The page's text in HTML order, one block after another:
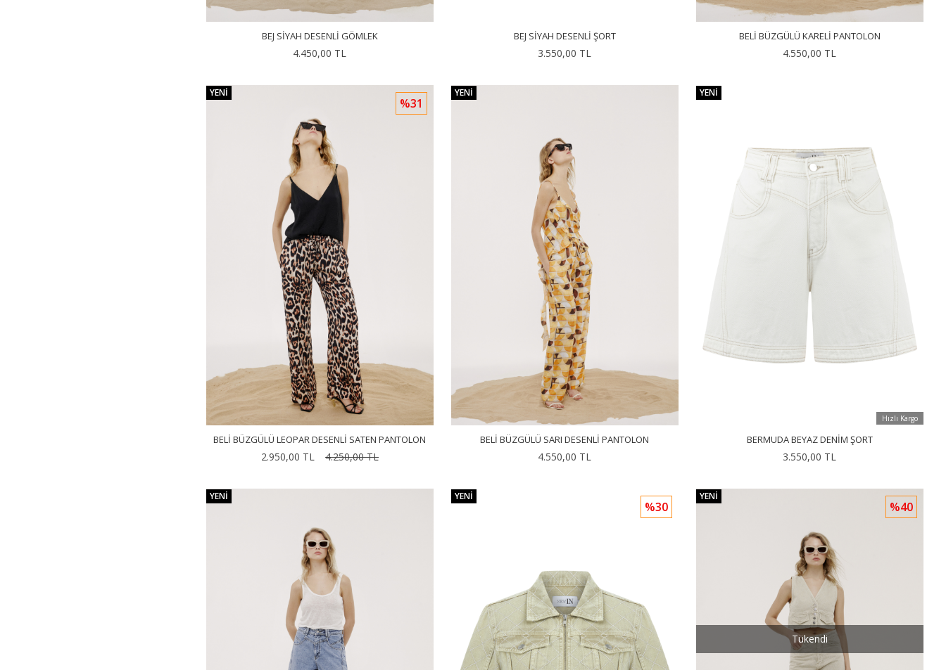
BEJ SIYAH DESENLI GÖMLEK
4.450,00 TL
BEJ SIYAH DESENLI ŞORT
3.550,00 TL
BELI BÜZGÜLÜ KARELI PANTOLON
4.550,00 TL
BELI BÜZGÜLÜ LEOPAR DESENLI SATEN PANTOLON
2.950,00 TL 4.250,00 TL
%31
YENI
BELI BÜZGÜLÜ SARI DESENLI PANTOLON
4.550,00 TL
YENI
Hızlı Kargo
BERMUDA BEYAZ DENIM ŞORT
3.550,00 TL
YENI
YENI
%30
YENI
Tükendi
%40
YENI